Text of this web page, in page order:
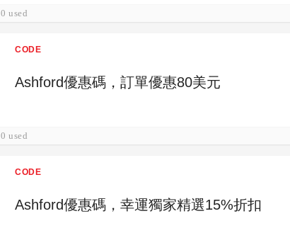
0 used
CODE
Ashford優惠碼，訂單優惠80美元
0 used
CODE
Ashford優惠碼，幸運獨家精選15%折扣